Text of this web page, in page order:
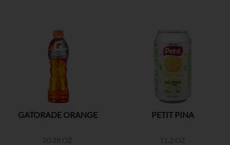
GATORADE ORANGE
20.28 OZ
PETIT PINA
11.2 OZ